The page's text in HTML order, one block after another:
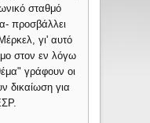
σταθμό
προσβάλλει
γι' αυτό
στον εν λόγω
γράφουν οι
δικαίωση για